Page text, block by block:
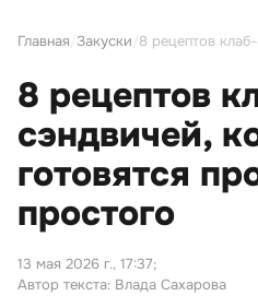
Главная Закуски
8 рецептов
сэндвичей,
готовятся
простого
13 мая 2026 г., 17:37;
Автор текста: Влада Сахарова